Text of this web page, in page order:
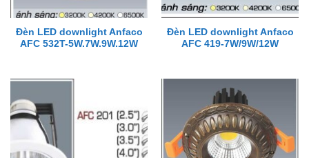
Đèn LED downlight Anfaco
AFC 532T-5W.7W.9W.12W
Đèn LED downlight Anfaco
AFC 419-7W/9W/12W